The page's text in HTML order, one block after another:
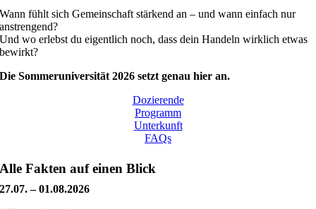
Wann fühlt sich Gemeinschaft stärkend an – und wann einfach nur
anstrengend?
Und wo erlebst du eigentlich noch, dass dein Handeln wirklich etwas
bewirkt?
Die Sommeruniversität 2026 setzt genau hier an.
Dozierende
Programm
Unterkunft
FAQs
Alle Fakten auf einen Blick
27.07. – 01.08.2026